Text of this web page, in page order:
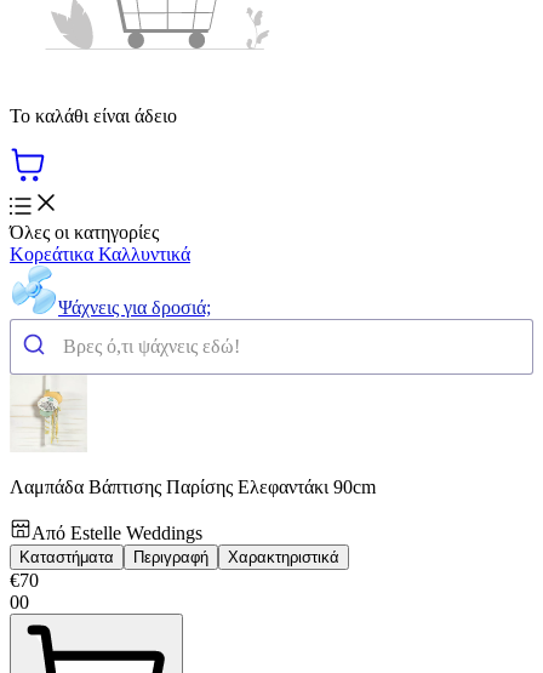
Το καλάθι είναι άδειο
Όλες οι κατηγορίες
Κορεάτικα Καλλυντικά
Ψάχνεις για δροσιά;
Λαμπάδα Βάπτισης Παρίσης Ελεφαντάκι 90cm
Από Estelle Weddings
Καταστήματα Περιγραφή Χαρακτηριστικά
€70
00